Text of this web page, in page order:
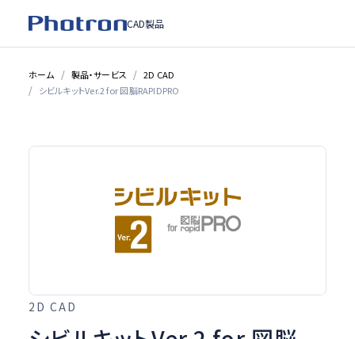
CAD製品
ホーム 製品・サービス
2D CAD
シビルキットVer.2 for 図脳RAPIDPRO
2D CAD